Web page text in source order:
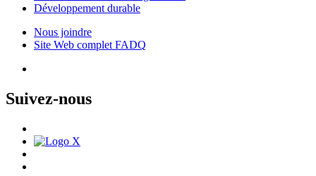
Développement durable
Nous joindre
Site Web complet FADQ
Suivez-nous